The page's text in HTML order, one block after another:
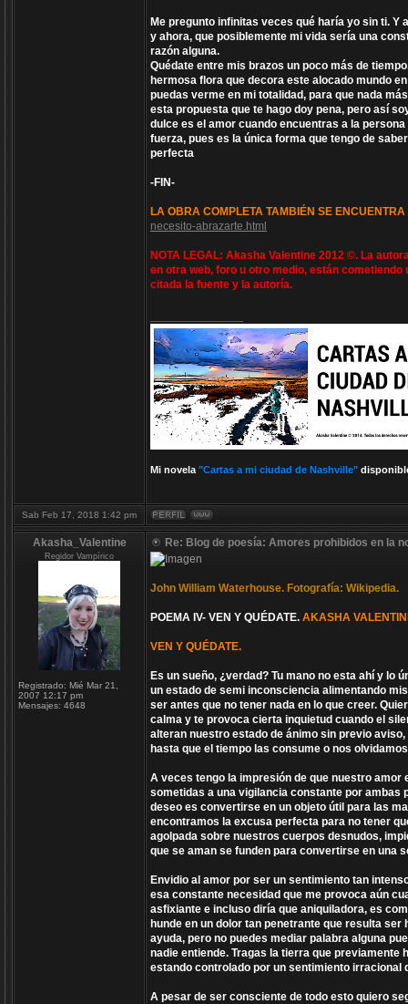
Me pregunto infinitas veces qué haría yo sin ti.
y ahora, que posiblemente mi vida sería una
razón alguna.
Quédate entre mis brazos un poco más de
hermosa flora que decora este alocado mundo
puedas verme en mi totalidad, para que nada
esta propuesta que te hago doy pena, pero así
dulce es el amor cuando encuentras a la
fuerza, pues es la única forma que tengo de
perfecta
-FIN-
LA OBRA COMPLETA TAMBIÉN SE
necesito-abrazarte.html
NOTA LEGAL: Akasha Valentine 2012 ©. La
en otra web, foro u otro medio, están
citada la fuente y la autoría.
Mi novela "Cartas a mi ciudad de Nashville"
Sab Feb 17, 2018 1:42 pm
Akasha_Valentine
Regidor Vampírico
Registrado: Mié Mar 21,
2007 12:17 pm
Mensajes: 4648
Re: Blog de poesía: Amores prohibidos en la
John William Waterhouse. Fotografía: Wikipedia.
POEMA IV- VEN Y QUÉDATE. AKASHA
VEN Y QUÉDATE.
Es un sueño, ¿verdad? Tu mano no esta ahí y
un estado de semi inconsciencia alimentando
ser antes que no tener nada en lo que creer.
calma y te provoca cierta inquietud cuando el
alteran nuestro estado de ánimo sin previo
hasta que el tiempo las consume o nos
A veces tengo la impresión de que nuestro
sometidas a una vigilancia constante por
deseo es convertirse en un objeto útil para las
encontramos la excusa perfecta para no tener
agolpada sobre nuestros cuerpos desnudos,
que se aman se funden para convertirse en una
Envidio al amor por ser un sentimiento tan
esa constante necesidad que me provoca aún
asfixiante e incluso diría que aniquiladora, es
hunde en un dolor tan penetrante que resulta
ayuda, pero no puedes mediar palabra alguna
nadie entiende. Tragas la tierra que
estando controlado por un sentimiento irracional
A pesar de ser consciente de todo esto quiero